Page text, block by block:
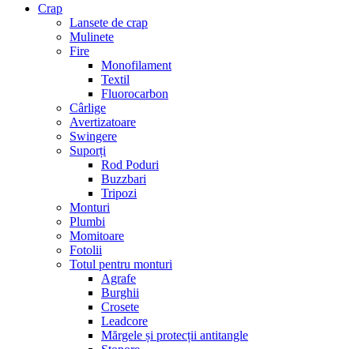
Crap
Lansete de crap
Mulinete
Fire
Monofilament
Textil
Fluorocarbon
Cârlige
Avertizatoare
Swingere
Suporți
Rod Poduri
Buzzbari
Tripozi
Monturi
Plumbi
Momitoare
Fotolii
Totul pentru monturi
Agrafe
Burghii
Crosete
Leadcore
Mărgele și protecții antitangle